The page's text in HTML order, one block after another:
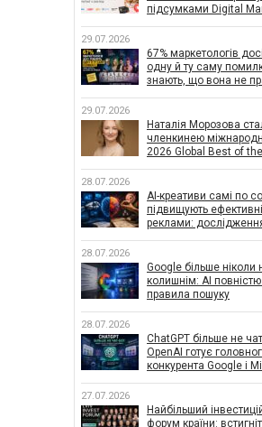
підсумками Digital
29.07.2026
67% маркетологів
одну й ту саму
знають, що вона не
29.07.2026
Наталія Морозова
членкинею
2026 Global Best of
28.07.2026
AI-креативи самі по
підвищують
реклами:
впливає на
кампаній
28.07.2026
Google більше ніколи
колишнім: AI
правила пошуку
28.07.2026
ChatGPT більше не
OpenAI готує
конкурента Google і
27.07.2026
Найбільший
форум країни: